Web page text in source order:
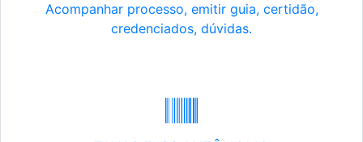
Acompanhar processo, emitir guia, certidão,
credenciados, dúvidas.